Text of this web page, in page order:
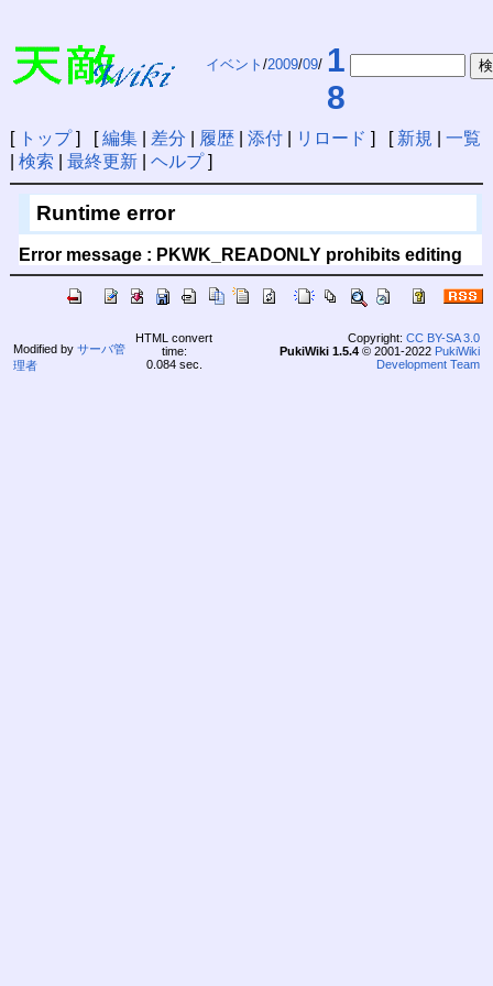
イベント /2009/09/ 1
8
[ トップ] [編集| 差分 履歴| 添付| リロード ] [ 新規
一覧
検索 最終更新| ヘルプ]
Runtime error
Error message : PKWK_READONLY prohibits editing
Modified by サーバ管
理者
HTML convert
time:
0.084 sec.
Copyright: CC BY-SA 3.0
PukiWiki 1.5.4© 2001-2022 PukiWiki
Development Team